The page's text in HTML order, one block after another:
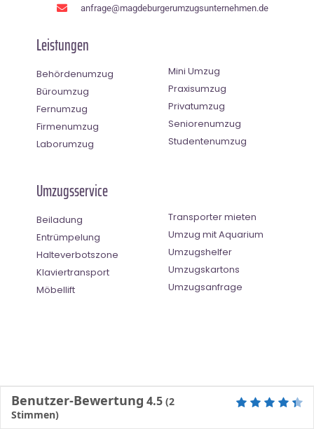
anfrage@magdeburgerumzugsunternehmen.de
Leistungen
Behördenumzug
Büroumzug
Fernumzug
Firmenumzug
Laborumzug
Mini Umzug
Praxisumzug
Privatumzug
Seniorenumzug
Studentenumzug
Umzugsservice
Beiladung
Entrümpelung
Halteverbotszone
Klaviertransport
Möbellift
Transporter mieten
Umzug mit Aquarium
Umzugshelfer
Umzugskartons
Umzugsanfrage
Benutzer-Bewertung 4.5 (2
Stimmen)